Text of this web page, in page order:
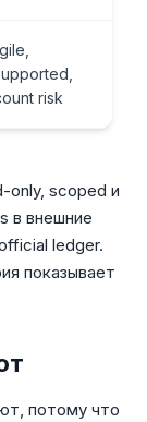
risk
only, scoped и
в внешние
ledger.
показывает
потому что